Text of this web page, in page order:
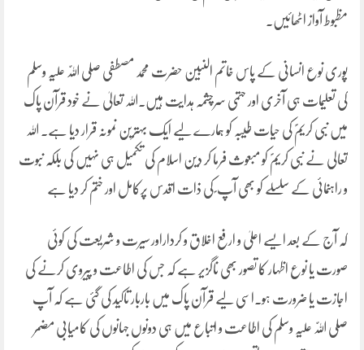
مظبوط آواز اٹھائیں۔
پوری نوع انسانی کے پاس خاتم النبین حضرت محمد مصطفی صلی اللّٰہ علیہ وسلم
کی تعلیمات ہی آخری اور حتمی سرچشمہ ہدایت ہیں۔اللہ تعالیٰ نے خود قرآن پاک
میں نبی کریمؐ کی حیات طیبہ کو ہمارے لیے ایک بہترین نمونہ قرار دیا ہے۔ اللہ
تعالی نے نبی کریمؐ کو مبعوث فرما کر دین اسلام کی تکمیل ہی نہیں کی بلکہ نبوت
و راہنمائی کے سلسلے کو بھی آپ ؐ کی ذات اقدس پرکامل اور ختم کر دیا ہے
کہ آج کے بعد ایسے اعلیٰ و ارفع اخلاق و کرداراور سیرت و شریعت کی کوئی
صورت یا نوع اظہار کا تصور بھی ناگزیر ہے کہ جس کی اطاعت و پیروی کرنے کی
اجازت یا ضرورت ہو۔اسی لیے قرآن پاک میں باربار تاکید کی گئی ہے کہ آپ
صلی اللّٰہ علیہ وسلم کی اطاعت و اتباع میں ہی دونوں جہانوں کی کامیابی مضمر